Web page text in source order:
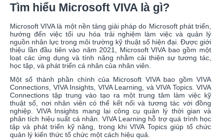
Tìm hiểu Microsoft VIVA là gì?
Microsoft VIVA là một nền tảng giải pháp do Microsoft phát triển,
hướng đến việc tối ưu hóa trải nghiệm làm việc và quản lý
nguồn nhân lực trong môi trường kỹ thuật số hiện đại. Được giới
thiệu lần đầu tiên vào năm 2021, Microsoft VIVA bao gồm một
loạt các ứng dụng và tính năng nhằm cải thiện sự tương tác,
học tập, và phát triển cá nhân của nhân viên.
Một số thành phần chính của Microsoft VIVA bao gồm VIVA
Connections, VIVA Insights, VIVA Learning, và VIVA Topics. VIVA
Connections tập trung vào tạo ra một trung tâm làm việc kỹ
thuật số, nơi nhân viên có thể kết nối và tương tác với đồng
nghiệp. VIVA Insights mang lại công cụ quản lý thời gian và
phân tích hiệu suất cá nhân. VIVA Learning hỗ trợ quá trình học
tập và phát triển kỹ năng, trong khi VIVA Topics giúp tổ chức
quản lý kiến thức tổ chức một cách hiệu quả.